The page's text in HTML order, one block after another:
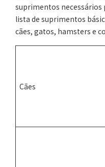
suprimentos necessários
lista de suprimentos
cães, gatos, hamsters e
Cães